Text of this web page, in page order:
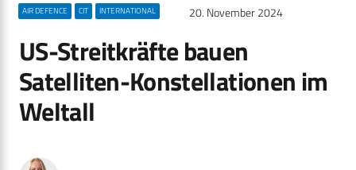
AIR DEFENCE CIT INTERNATIONAL 20. November 2024
US-Streitkräfte bauen
Satelliten-Konstellationen im
Weltall